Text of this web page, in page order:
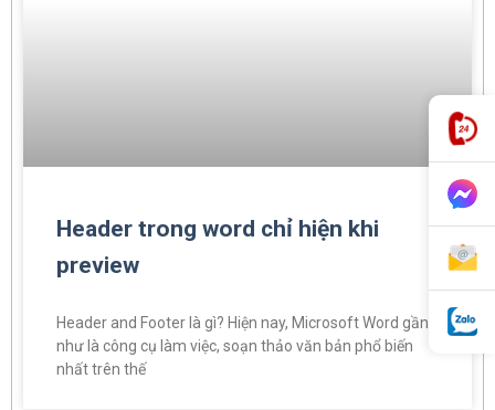
Header trong word chỉ hiện khi
preview
Header and Footer là gì? Hiện nay, Microsoft Word gần
như là công cụ làm việc, soạn thảo văn bản phổ biến
nhất trên thế